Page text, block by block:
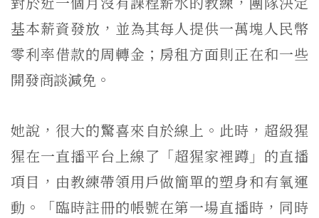
基本薪資發放，並為其每人提供一萬塊人民幣
零利率借款的周轉金；房租方面則正在和一些
開發商談減免。
她說，很大的驚喜來自於線上。此時，超級猩
猩在一直播平台上線了「超猩家裡蹲」的直播
項目，由教練帶領用戶做簡單的塑身和有氧運
動。「臨時註冊的帳號在第一場直播時，同時